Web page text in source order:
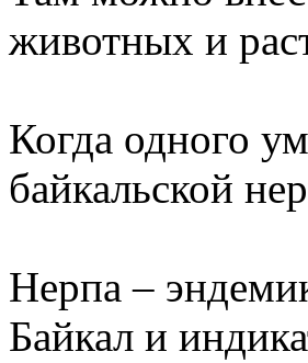
животных и
Когда одного
байкальской
Нерпа –
Байкал и